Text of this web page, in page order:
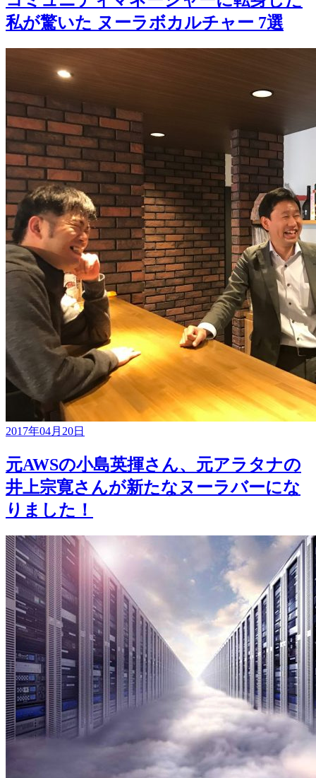
私が驚いた ヌーラボカルチャー 7選
2017年04月20日
元AWSの小島英揮さん、元アラタナの
井上宗寛さんが新たなヌーラバーにな
りました！